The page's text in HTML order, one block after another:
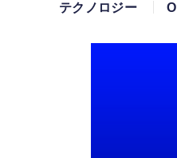
テクノロジー